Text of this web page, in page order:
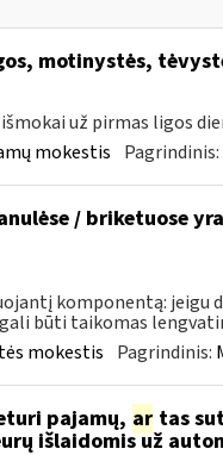
motinystės,
už pirmas ligos
mokestis Pagrindinis:
/ briketuose
komponentą: jeigu
būti taikomas
mokestis Pagrindinis:
pajamų, artas
išlaidomis už